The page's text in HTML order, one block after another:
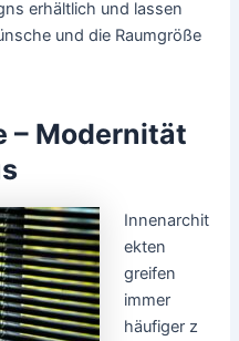
erhältlich und lassen
und die Raumgröße
– Modernität
Innenarchit
ekten
greifen
immer
häufiger z